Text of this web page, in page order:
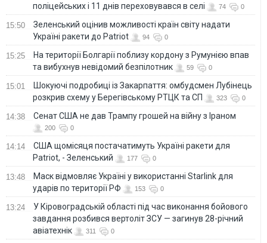
поліцейських і 11 днів переховувався в селі
74 0
15:50
Зеленський оцінив можливості країн світу надати
Україні ракети до Patriot
94 0
15:25
На території Болгарії поблизу кордону з Румунією впав
та вибухнув невідомий безпілотник
59 0
15:01
Шокуючі подробиці із Закарпаття: омбудсмен Лубінець
розкрив схему у Берегівському РТЦК та СП
323 0
14:38 Сенат США не дав Трампу грошей на війну з Іраном
200 0
14:14
США щомісяця постачатимуть Україні ракети для
Patriot, - Зеленський
177 0
13:48
Маск відмовляє Україні у використанні Starlink для
ударів по території РФ
153 0
13:24
У Кіровоградській області під час виконання бойового
завдання розбився вертоліт ЗСУ — загинув 28-річний
авіатехнік
311 0